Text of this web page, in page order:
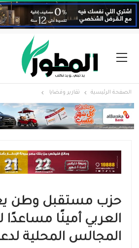
الصفحة الرئيسية تقارير وقضايا ​
حزب مستقبل وطن
العربي أمينًا
المجالس المحلية